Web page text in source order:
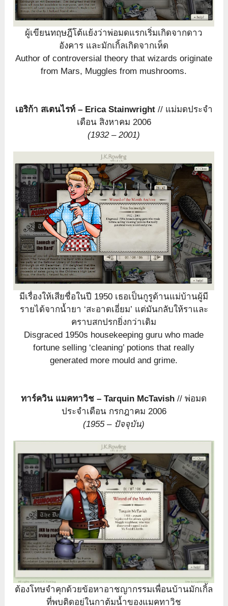
ผู้เขียนทฤษฎีโต้แย้งว่าพ่อมดแรกเริ่มเกิดจากดาว
อังคาร และมักเกิ้ลเกิดจากเห็ด
Author of controversial theory that wizards originate
from Mars, Muggles from mushrooms.
เอริก้า สเตนไรท์ – Erica Stainwright// แม่มดประจำ
เดือน สิงหาคม 2006
(1932 – 2001)
มีเรื่องให้เสียชื่อในปี 1950 เธอเป็นกูรูด้านแม่บ้านผู้มี
รายได้จากน้ำยา ‘สะอาดเอี่ยม’ แต่มันกลับให้ราและ
คราบสกปรกยิ่งกว่าเดิม
Disgraced 1950s housekeeping guru who made
fortune selling ‘cleaning’ potions that really
generated more mould and grime.
ทาร์ควิน แมคทาวิช – Tarquin McTavish // พ่อมด
ประจำเดือน กรกฎาคม 2006
(1955 – ปัจจุบัน)
ต้องโทษจำคุกด้วยข้อหาอาชญากรรมเพื่อนบ้านมักเกิ้ล
ที่พบติดอยู่ในกาต้มน้ำของแมคทาวิช